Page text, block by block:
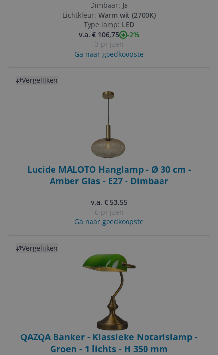
Dimbaar: Ja
Lichtkleur: Warm wit (2700K)
Type lamp: LED
v.a. € 106,75
-2%
3 prijzen
Ga naar goedkoopste
Vergelijken
Lucide MALOTO Hanglamp - Ø 30 cm -
Amber Glas - E27 - Dimbaar
v.a. € 53,55
6 prijzen
Ga naar goedkoopste
Vergelijken
QAZQA Banker - Klassieke Notarislamp -
Groen - 1 lichts - H 350 mm